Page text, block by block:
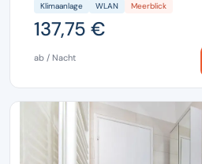
Klimaanlage WLAN Meerblick
137,75 €
ab / Nacht